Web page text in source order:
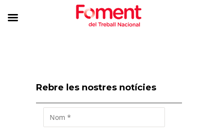
Rebre les nostres notícies